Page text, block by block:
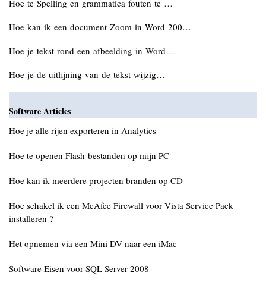
Hoe te Spelling en grammatica fouten te …
Hoe kan ik een document Zoom in Word 200…
Hoe je tekst rond een afbeelding in Word…
Hoe je de uitlijning van de tekst wijzig…
Software Articles
Hoe je alle rijen exporteren in Analytics
Hoe te openen Flash-bestanden op mijn PC
Hoe kan ik meerdere projecten branden op CD
Hoe schakel ik een McAfee Firewall voor Vista Service Pack
installeren ?
Het opnemen via een Mini DV naar een iMac
Software Eisen voor SQL Server 2008